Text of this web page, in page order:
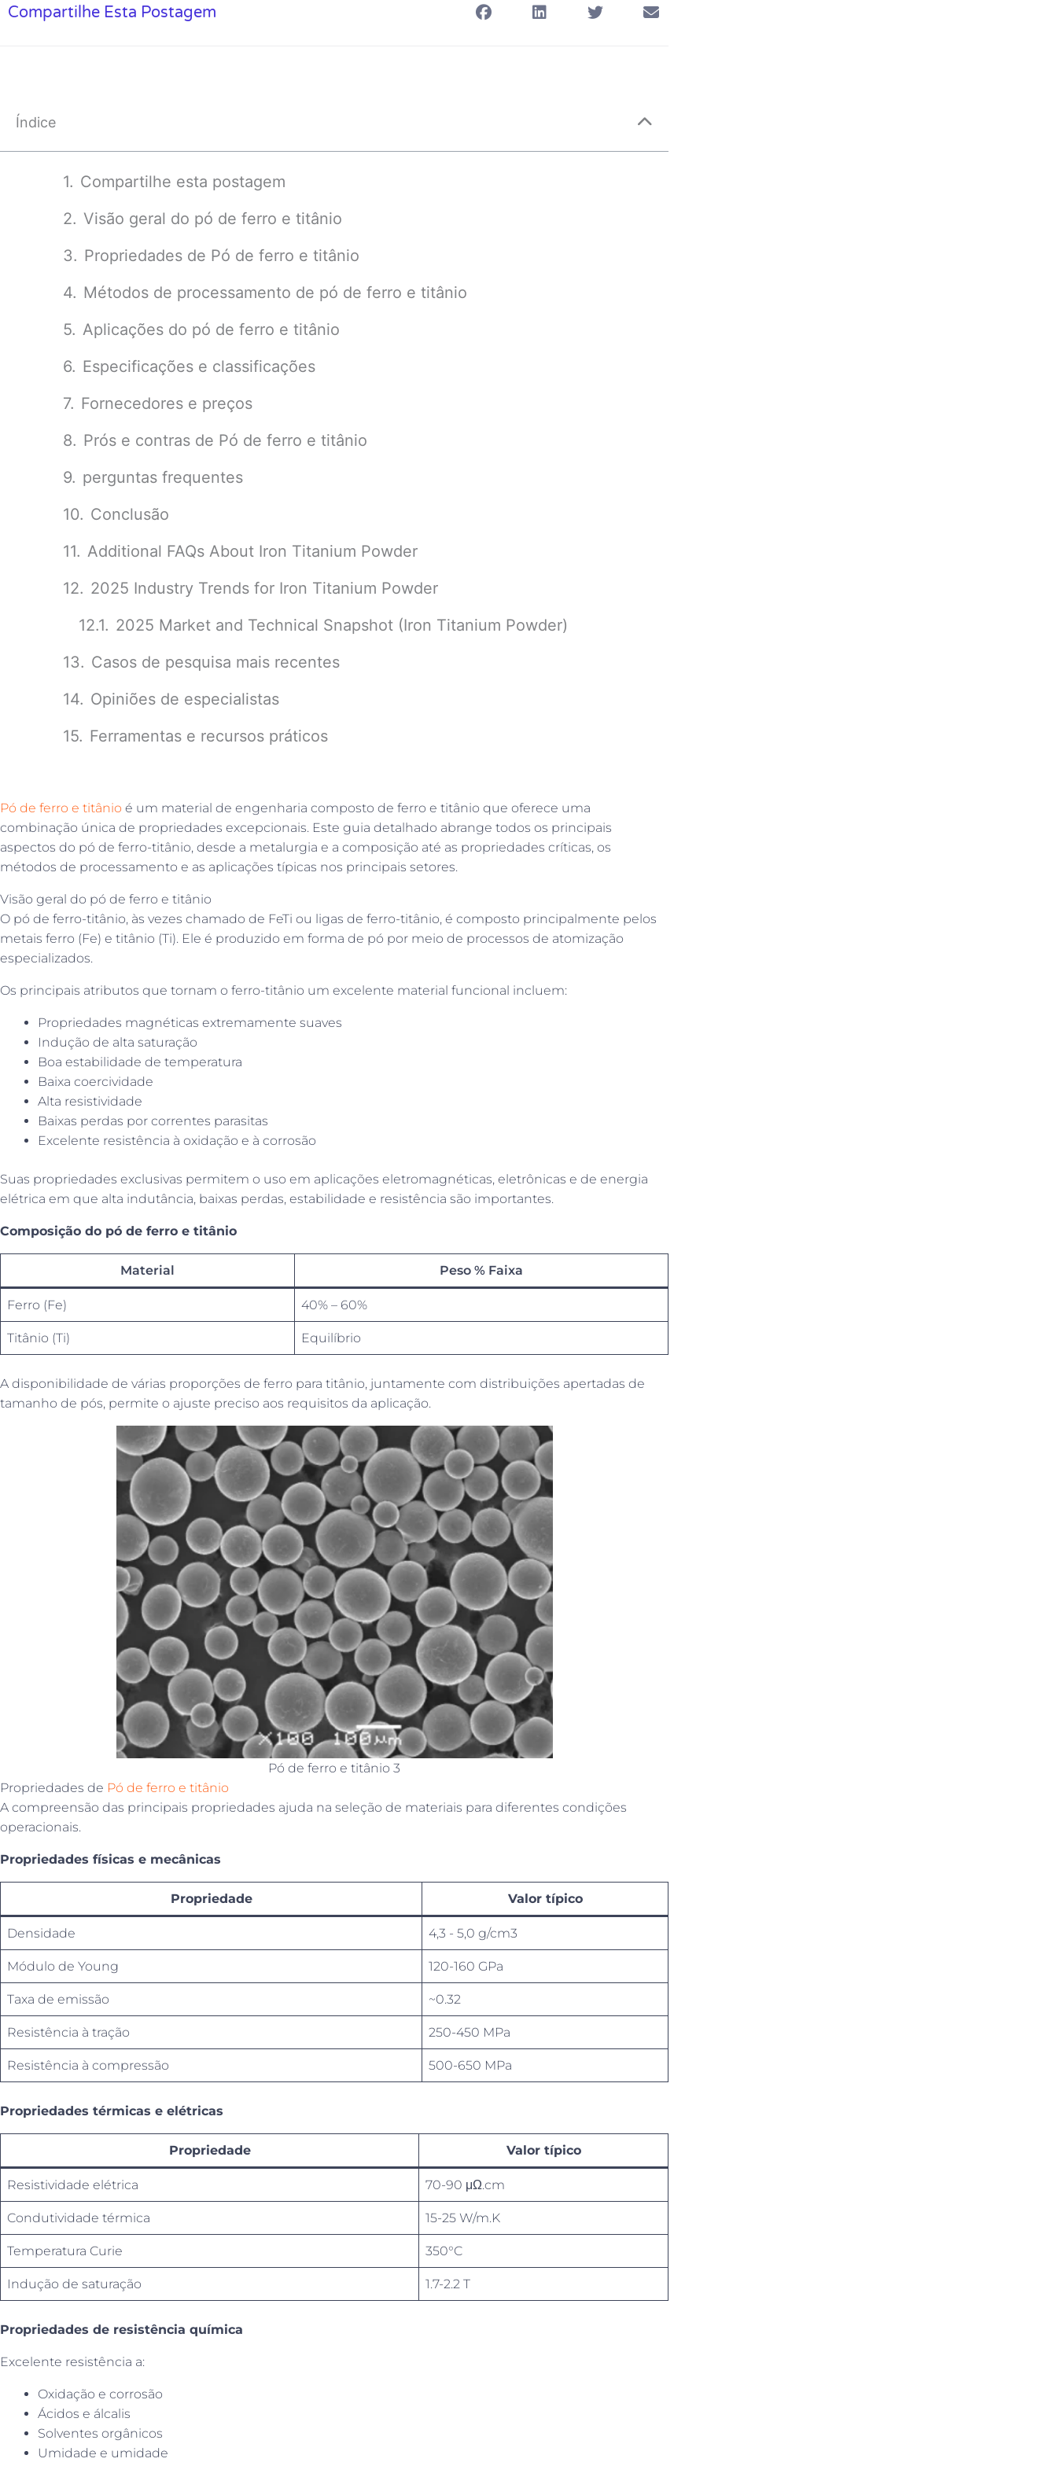
Compartilhe Esta Postagem
Índice
Compartilhe esta postagem
Visão geral do pó de ferro e titânio
Propriedades de Pó de ferro e titânio
Métodos de processamento de pó de ferro e titânio
Aplicações do pó de ferro e titânio
Especificações e classificações
Fornecedores e preços
Prós e contras de Pó de ferro e titânio
perguntas frequentes
Conclusão
Additional FAQs About Iron Titanium Powder
2025 Industry Trends for Iron Titanium Powder
2025 Market and Technical Snapshot (Iron Titanium Powder)
Casos de pesquisa mais recentes
Opiniões de especialistas
Ferramentas e recursos práticos
Pó de ferro e titânio é um material de engenharia composto de ferro e titânio que oferece uma
combinação única de propriedades excepcionais. Este guia detalhado abrange todos os principais
aspectos do pó de ferro-titânio, desde a metalurgia e a composição até as propriedades críticas, os
métodos de processamento e as aplicações típicas nos principais setores.
Visão geral do pó de ferro e titânio
O pó de ferro-titânio, às vezes chamado de FeTi ou ligas de ferro-titânio, é composto principalmente pelos
metais ferro (Fe) e titânio (Ti). Ele é produzido em forma de pó por meio de processos de atomização
especializados.
Os principais atributos que tornam o ferro-titânio um excelente material funcional incluem:
Propriedades magnéticas extremamente suaves
Indução de alta saturação
Boa estabilidade de temperatura
Baixa coercividade
Alta resistividade
Baixas perdas por correntes parasitas
Excelente resistência à oxidação e à corrosão
Suas propriedades exclusivas permitem o uso em aplicações eletromagnéticas, eletrônicas e de energia
elétrica em que alta indutância, baixas perdas, estabilidade e resistência são importantes.
Composição do pó de ferro e titânio
Material Peso % Faixa
Ferro (Fe) 40% – 60%
Titânio (Ti) Equilíbrio
A disponibilidade de várias proporções de ferro para titânio, juntamente com distribuições apertadas de
tamanho de pós, permite o ajuste preciso aos requisitos da aplicação.
Pó de ferro e titânio 3
Propriedades de Pó de ferro e titânio
A compreensão das principais propriedades ajuda na seleção de materiais para diferentes condições
operacionais.
Propriedades físicas e mecânicas
Propriedade Valor típico
Densidade 4,3 - 5,0 g/cm3
Módulo de Young 120-160 GPa
Taxa de emissão ~0.32
Resistência à tração 250-450 MPa
Resistência à compressão 500-650 MPa
Propriedades térmicas e elétricas
Propriedade Valor típico
Resistividade elétrica 70-90 μΩ.cm
Condutividade térmica 15-25 W/m.K
Temperatura Curie 350°C
Indução de saturação 1.7-2.2 T
Propriedades de resistência química
Excelente resistência a:
Oxidação e corrosão
Ácidos e álcalis
Solventes orgânicos
Umidade e umidade